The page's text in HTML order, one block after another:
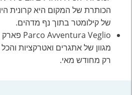
הכותרת של המקום היא קרונית
של קילומטר בתוך נף מדהים.
Parco Avventura Veglio‬
מגוון של אתגרים ואטרקציות
רק מחודש מאי.